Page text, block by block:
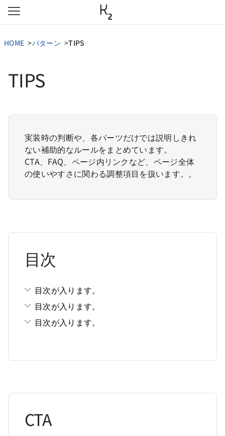
本文へ移動
HOME パターン TIPS
TIPS
実装時の判断や、各パーツだけでは説明しきれ
ない補助的なルールをまとめています。
CTA、FAQ、ページ内リンクなど、ページ全体
の使いやすさに関わる調整項目を扱います。。
目次
目次が入ります。
目次が入ります。
目次が入ります。
CTA